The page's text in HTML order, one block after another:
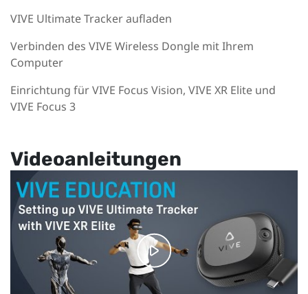
VIVE Ultimate Tracker aufladen
Verbinden des VIVE Wireless Dongle mit Ihrem
Computer
Einrichtung für VIVE Focus Vision, VIVE XR Elite und
VIVE Focus 3
Videoanleitungen